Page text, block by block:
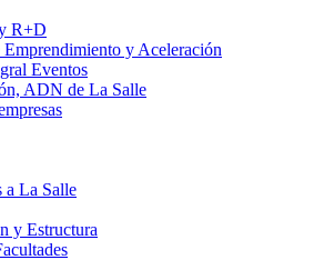
R+D
Emprendimiento y Aceleración
Eventos
ADN de La Salle
a La Salle
y Estructura